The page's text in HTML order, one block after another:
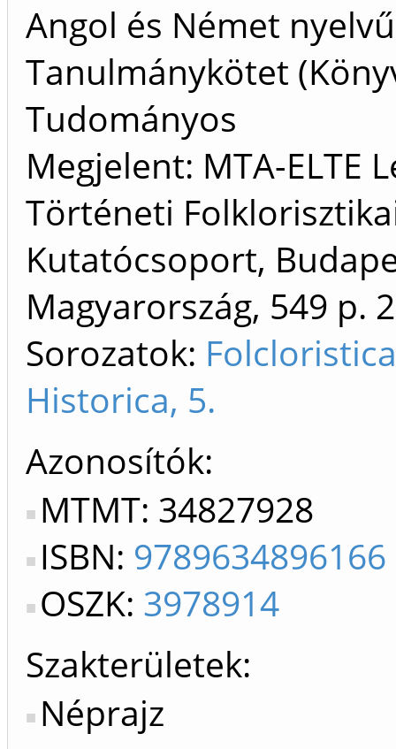
Angol és Német nyelvű
Tanulmánykötet
Tudományos
Megjelent: MTA-ELTE
Történeti
Kutatócsoport,
Magyarország, 549 p.
Sorozatok: Folcloristica
Historica, 5.
Azonosítók
MTMT: 34827928
ISBN: 9789634896166
OSZK: 3978914
Szakterületek:
Néprajz